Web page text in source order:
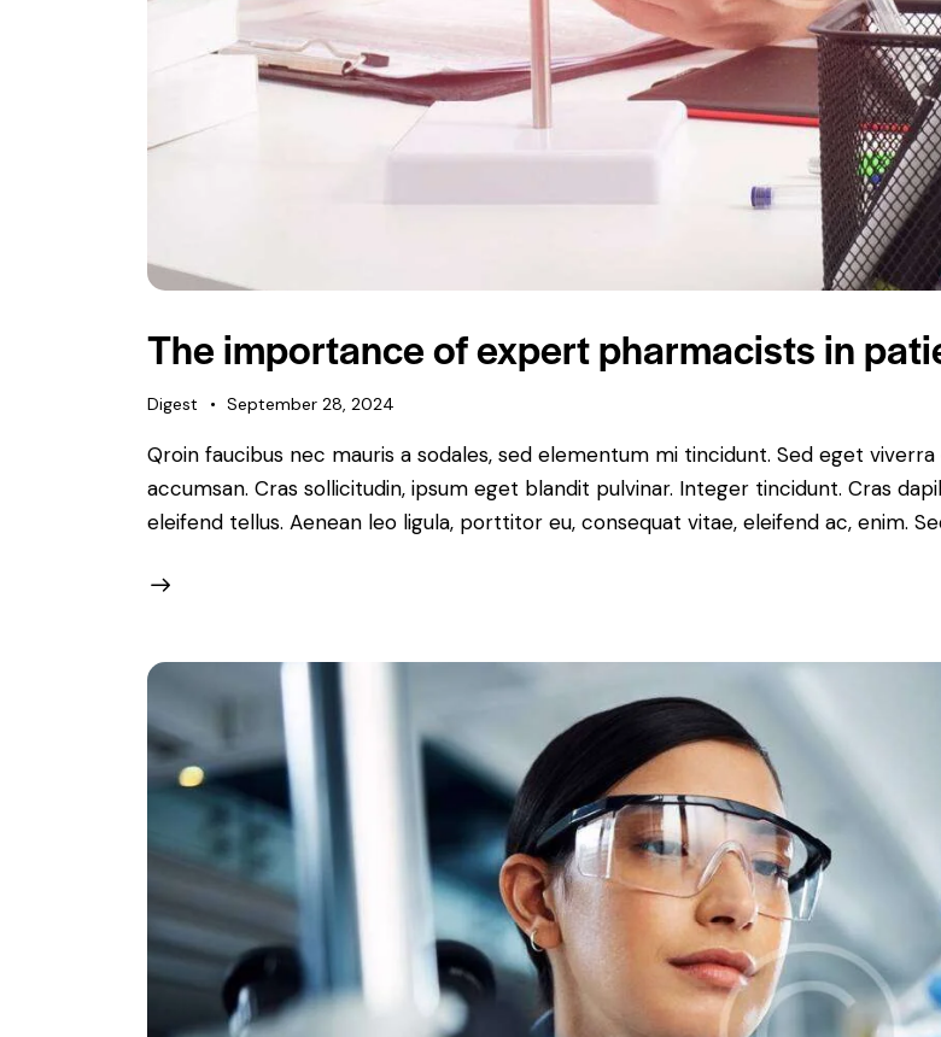
The importance of expert pharmacists in
Digest September 28, 2024
Qroin faucibus nec mauris a sodales, sed elementum mi tincidunt. Sed eget
accumsan. Cras sollicitudin, ipsum eget blandit pulvinar. Integer tincidunt. Cras
eleifend tellus. Aenean leo ligula, porttitor eu, consequat vitae, eleifend ac, enim.